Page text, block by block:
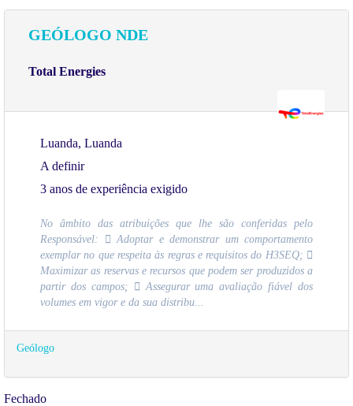
GEÓLOGO NDE
Total Energies
Luanda, Luanda
A definir
3 anos de experiência exigido
No âmbito das atribuições que lhe são conferidas pelo
Responsável:  Adoptar e demonstrar um comportamento
exemplar no que respeita às regras e requisitos do H3SEQ; 
Maximizar as reservas e recursos que podem ser produzidos a
partir dos campos;  Assegurar uma avaliação fiável dos
volumes em vigor e da sua distribu...
Geólogo
Fechado